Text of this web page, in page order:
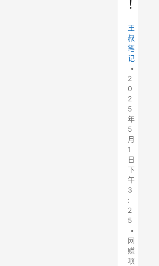
！
王
叔
笔
记
•
2
0
2
5
年
5
月
1
日
下
午
3
:
2
5
•
网
赚
项